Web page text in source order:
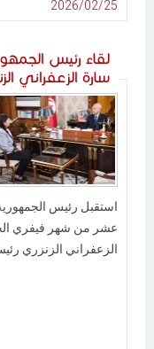
2026/02/25
لقاء رئيس
سارة الزعفراني
استقبل رئيس
عشر من شهر فيفري
الزعفراني الزنزري